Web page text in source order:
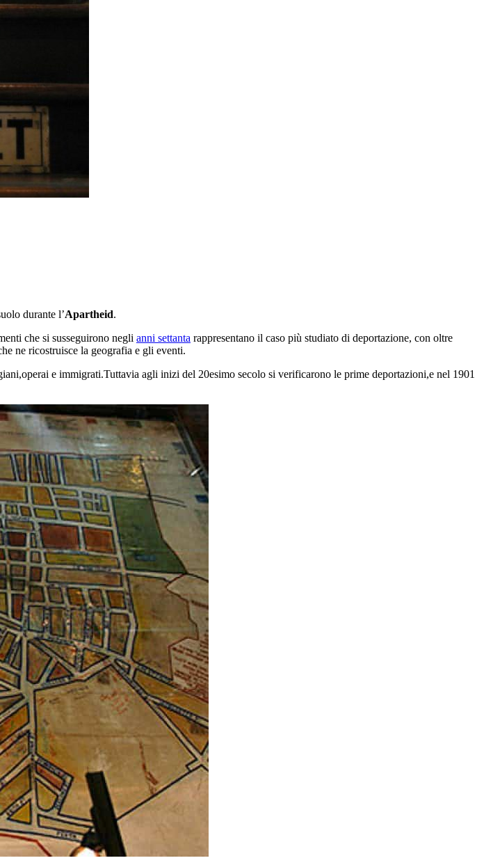
durante l’Apartheid.
che si susseguirono negli anni settanta rappresentano il caso più studiato di deportazione, con oltre
ne ricostruisce la geografia e gli eventi.
e immigrati.Tuttavia agli inizi del 20esimo secolo si verificarono le prime deportazioni,e nel 1901